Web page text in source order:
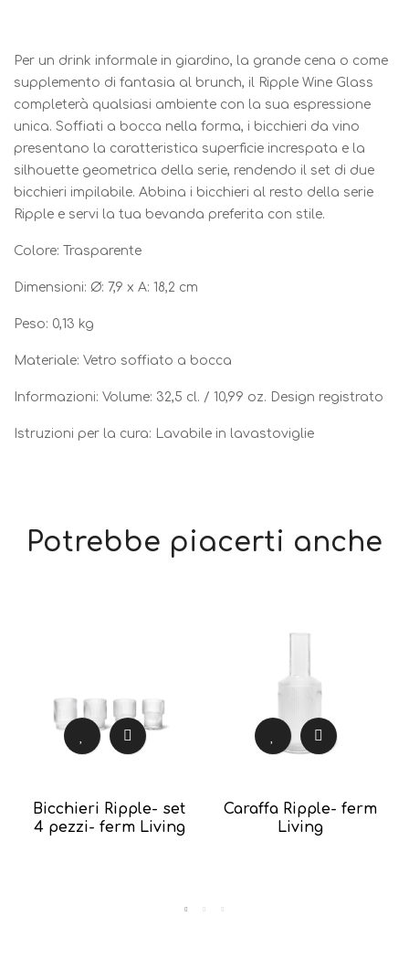
Per un drink informale in giardino, la grande cena o come
supplemento di fantasia al brunch, il Ripple Wine Glass
completerà qualsiasi ambiente con la sua espressione
unica. Soffiati a bocca nella forma, i bicchieri da vino
presentano la caratteristica superficie increspata e la
silhouette geometrica della serie, rendendo il set di due
bicchieri impilabile. Abbina i bicchieri al resto della serie
Ripple e servi la tua bevanda preferita con stile.
Colore: Trasparente
Dimensioni: Ø: 7,9 x A: 18,2 cm
Peso: 0,13 kg
Materiale: Vetro soffiato a bocca
Informazioni: Volume: 32,5 cl. / 10,99 oz. Design registrato
Istruzioni per la cura: Lavabile in lavastoviglie
Potrebbe piacerti anche
Bicchieri Ripple- set
4 pezzi- ferm Living
Caraffa Ripple- ferm
Living